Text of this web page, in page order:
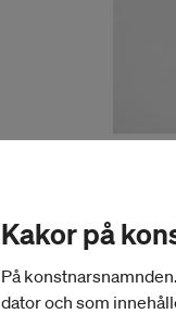
Kakor på
På
dator och som